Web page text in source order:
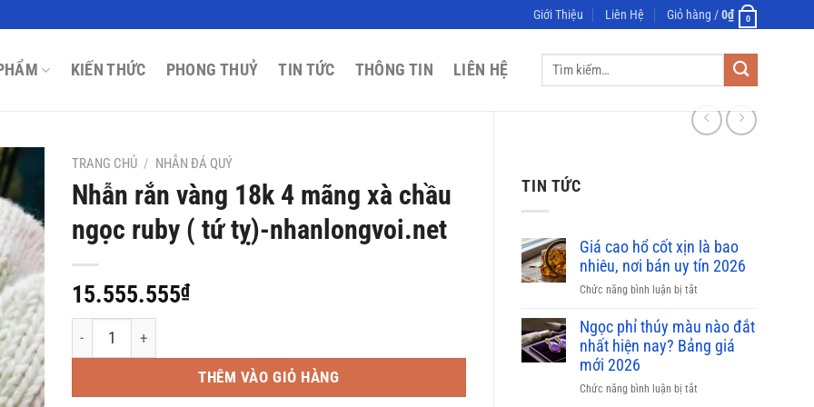
Giới Thiệu Liên Hệ Giỏ hàng /0₫ 0
KIẾN THỨC PHONG THUỶ TIN TỨC THÔNG TIN LIÊN HỆ
Tìm
TIN TỨC
Giá cao hổ cốt xịn là bao
nhiêu, nơi bán uy tín 2026
Chức năng bình luận bị tắt
cao
hổ
cốt
Ngọc phỉ thúy màu nào đắt
nhất hiện nay? Bảng giá
mới 2026
Chức năng bình luận bị tắt
TRANG CHỦ / NHẪN ĐÁ QUÝ
Nhẫn rắn vàng 18k 4 mãng xà chầu
ngọc ruby ( tứ tỵ)-nhanlongvoi.net
15.555.555₫
Nhẫn rắn vàng 18k 4 mãng xà chầu ngọc ruby ( tứ tỵ)-nhanlongvoi.net số lượng
THÊM VÀO GIỎ HÀNG